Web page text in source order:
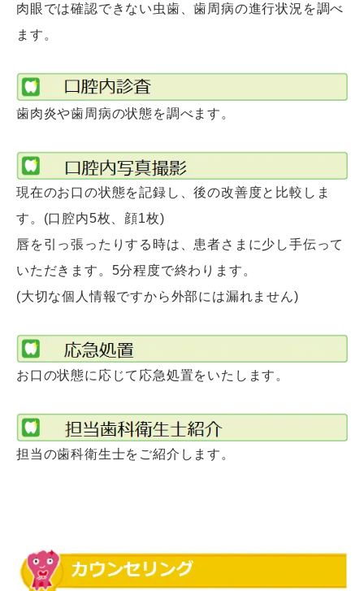
肉眼では確認できない虫歯、歯周病の進行状況を調べ
ます。
歯肉炎や歯周病の状態を調べます。
現在のお口の状態を記録し、後の改善度と比較しま
す。(口腔内5枚、顔1枚)
唇を引っ張ったりする時は、患者さまに少し手伝って
いただきます。5分程度で終わります。
(大切な個人情報ですから外部には漏れません)
お口の状態に応じて応急処置をいたします。
担当の歯科衛生士をご紹介します。